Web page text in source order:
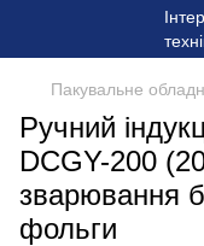
Пакувальне
Ручний
DCGY-200
зварювання
фольги